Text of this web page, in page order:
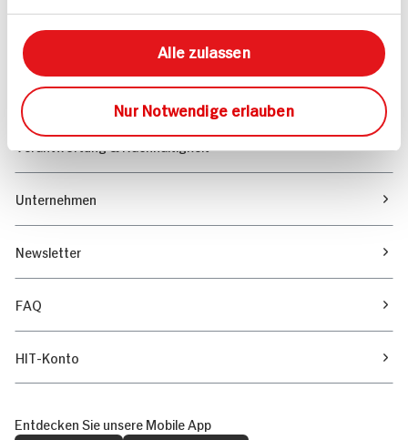
Alle zulassen
Nur Notwendige erlauben
Marktfinder
Unser Magazin
Unternehmen
Newsletter
FAQ
HIT-Konto
Entdecken Sie unsere Mobile App